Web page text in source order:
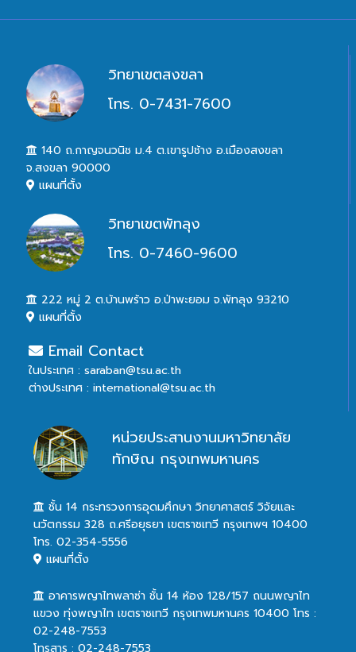
วิทยาเขตสงขลา
โทร. 0-7431-7600
140 ถ.กาญจนวนิช ม.4 ต.เขารูปช้าง อ.เมืองสงขลา
จ.สงขลา 90000
แผนที่ตั้ง
วิทยาเขตพัทลุง
โทร. 0-7460-9600
222 หมู่ 2 ต.บ้านพร้าว อ.ป่าพะยอม จ.พัทลุง 93210
แผนที่ตั้ง
Email Contact
ในประเทศ : saraban@tsu.ac.th
ต่างประเทศ : international@tsu.ac.th
หน่วยประสานงานมหาวิทยาลัย
ทักษิณ กรุงเทพมหานคร
ชั้น 14 กระทรวงการอุดมศึกษา วิทยาศาสตร์ วิจัยและ
นวัตกรรม 328 ถ.ศรีอยุธยา เขตราชเทวี กรุงเทพฯ 10400
โทร. 02-354-5556
แผนที่ตั้ง
อาคารพญาไทพลาซ่า ชั้น 14 ห้อง 128/157 ถนนพญาไท
แขวง ทุ่งพญาไท เขตราชเทวี กรุงเทพมหานคร 10400 โทร :
02-248-7553